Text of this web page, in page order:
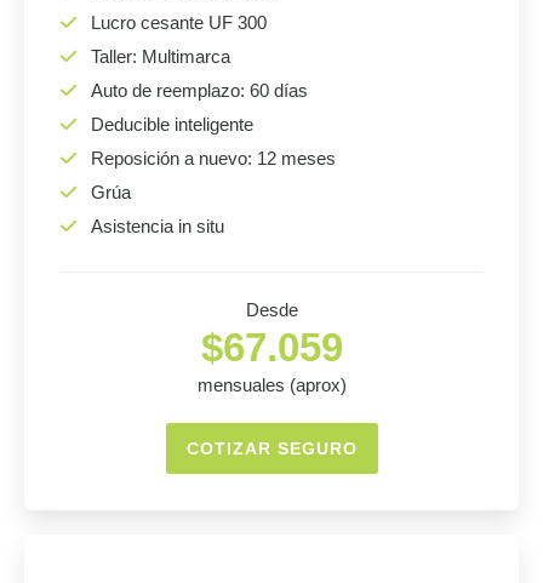
Lucro cesante UF 300
Taller: Multimarca
Auto de reemplazo: 60 días
Deducible inteligente
Reposición a nuevo: 12 meses
Grúa
Asistencia in situ
Desde
$67.059
mensuales (aprox)
COTIZAR SEGURO